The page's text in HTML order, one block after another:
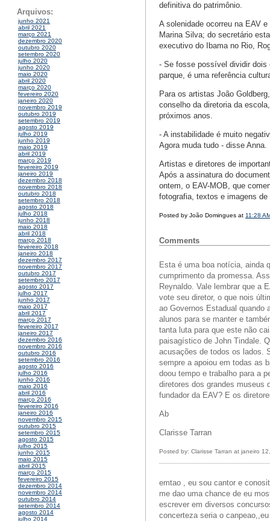
Arquivos:
junho 2021
abril 2021
março 2021
dezembro 2020
outubro 2020
setembro 2020
julho 2020
junho 2020
maio 2020
abril 2020
março 2020
fevereiro 2020
janeiro 2020
novembro 2019
outubro 2019
setembro 2019
agosto 2019
julho 2019
junho 2019
maio 2019
abril 2019
março 2019
fevereiro 2019
janeiro 2019
dezembro 2018
novembro 2018
outubro 2018
setembro 2018
agosto 2018
julho 2018
junho 2018
maio 2018
abril 2018
março 2018
fevereiro 2018
janeiro 2018
dezembro 2017
novembro 2017
outubro 2017
setembro 2017
agosto 2017
julho 2017
junho 2017
maio 2017
abril 2017
março 2017
fevereiro 2017
janeiro 2017
dezembro 2016
novembro 2016
outubro 2016
setembro 2016
agosto 2016
julho 2016
junho 2016
maio 2016
abril 2016
março 2016
fevereiro 2016
janeiro 2016
novembro 2015
outubro 2015
setembro 2015
agosto 2015
julho 2015
junho 2015
maio 2015
abril 2015
março 2015
fevereiro 2015
dezembro 2014
novembro 2014
outubro 2014
setembro 2014
agosto 2014
julho 2014
definitiva do patrimônio.
A solenidade ocorreu na EAV
Marina Silva; do secretário
executivo do Ibama no Rio,
- Se fosse possível dividir dois
parque, é uma referência
Para os artistas João
conselho da diretoria da
próximos anos.
- A instabilidade é muito
Agora muda tudo - disse Anna.
Artistas e diretores de
Após a assinatura do
ontem, o EAV-MOB, que
fotografia, textos e imagens
Posted by João Domingues at 11:28
Comments
Esta é uma boa notícia, ainda
cumprimento da promessa.
Reynaldo. Vale lembrar que a
vote seu diretor, o que nois
ao Governos Estadual quando
alunos para se manter e
tanta luta para que este não
paisagístico de John Tindale.
acusações de todos os lados.
sempre a apoiou em todas as
doou tempo e trabalho para a
diretores dos grandes museus
fundador da EAV? E os
Ab
Clarisse Tarran
Posted by: Clarisse Tarran at janeiro
emtao , eu sou cantor e
me dao uma chance de eu
escrever em diversos
concerteza seria o